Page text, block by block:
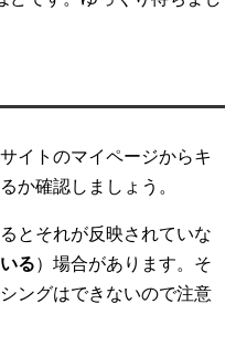
イトのマイページからキ
か確認しましょう。
とそれが反映されていな
る）場合があります。そ
ングはできないので注意